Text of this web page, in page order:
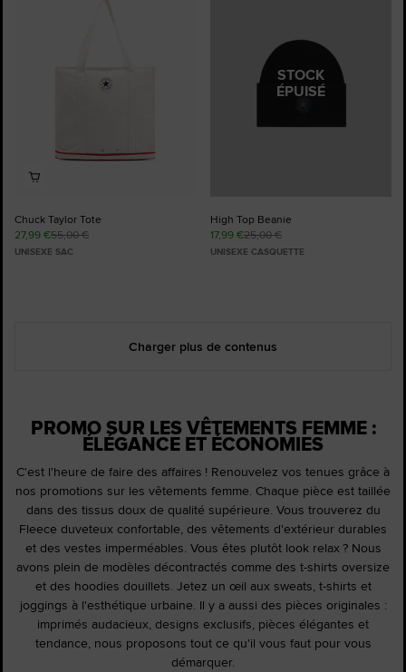
Chuck Taylor Tote
27,99 €55,00 €
UNISEXE SAC
STOCK
ÉPUISÉ
High Top Beanie
17,99 €25,00 €
UNISEXE CASQUETTE
Charger plus de contenus
PROMO SUR LES VÊTEMENTS FEMME :
ÉLÉGANCE ET ÉCONOMIES
C'est l'heure de faire des affaires ! Renouvelez vos tenues grâce à
nos promotions sur les vêtements femme. Chaque pièce est taillée
dans des tissus doux de qualité supérieure. Vous trouverez du
Fleece duveteux confortable, des vêtements d'extérieur durables
et des vestes imperméables. Vous êtes plutôt look relax ? Nous
avons plein de modèles décontractés comme des t-shirts oversize
et des hoodies douillets. Jetez un œil aux sweats, t-shirts et
joggings à l'esthétique urbaine. Il y a aussi des pièces originales :
imprimés audacieux, designs exclusifs, pièces élégantes et
tendance, nous proposons tout ce qu'il vous faut pour vous
démarquer.